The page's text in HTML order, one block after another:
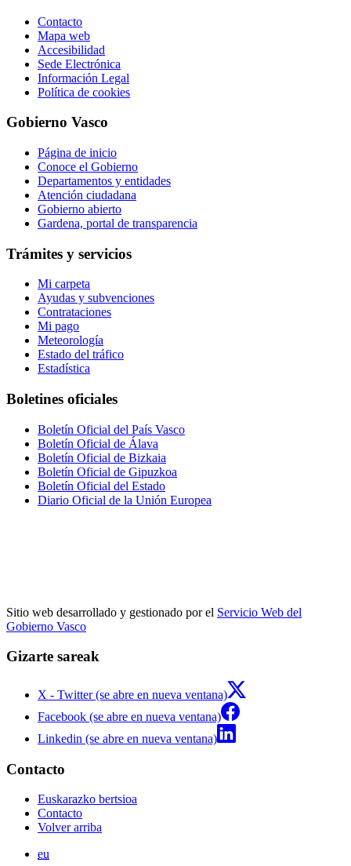
Contacto
Mapa web
Accesibilidad
Sede Electrónica
Información Legal
Política de cookies
Gobierno Vasco
Página de inicio
Conoce el Gobierno
Departamentos y entidades
Atención ciudadana
Gobierno abierto
Gardena, portal de transparencia
Trámites y servicios
Mi carpeta
Ayudas y subvenciones
Contrataciones
Mi pago
Meteorología
Estado del tráfico
Estadística
Boletines oficiales
Boletín Oficial del País Vasco
Boletín Oficial de Álava
Boletín Oficial de Bizkaia
Boletín Oficial de Gipuzkoa
Boletín Oficial del Estado
Diario Oficial de la Unión Europea
Sitio web desarrollado y gestionado por el Servicio Web del
Gobierno Vasco
Gizarte sareak
X - Twitter (se abre en nueva ventana)
Facebook (se abre en nueva ventana)
Linkedin (se abre en nueva ventana)
Contacto
Euskarazko bertsioa
Contacto
Volver arriba
eu